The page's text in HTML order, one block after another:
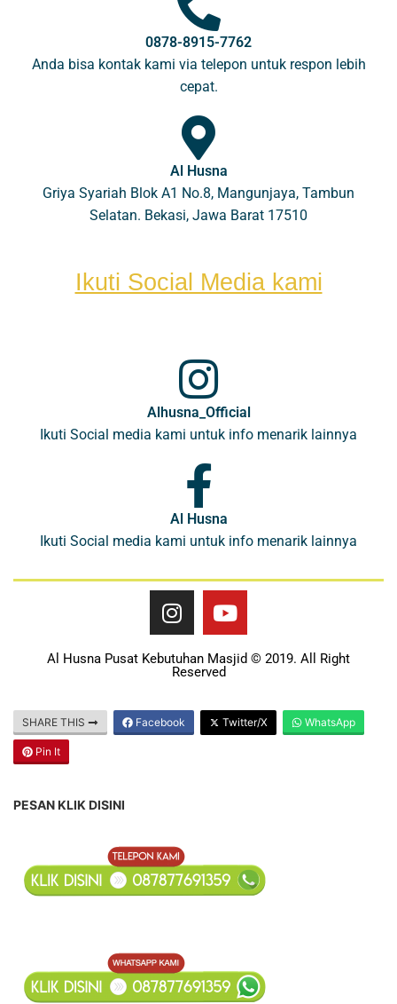
0878-8915-7762
Anda bisa kontak kami via telepon untuk respon lebih
cepat.
Al Husna
Griya Syariah Blok A1 No.8, Mangunjaya, Tambun
Selatan. Bekasi, Jawa Barat 17510
Ikuti Social Media kami
Alhusna_Official
Ikuti Social media kami untuk info menarik lainnya
Al Husna
Ikuti Social media kami untuk info menarik lainnya
Al Husna Pusat Kebutuhan Masjid © 2019. All Right
Reserved
SHARE THIS Facebook Twitter/X WhatsApp
Pin It
PESAN KLIK DISINI